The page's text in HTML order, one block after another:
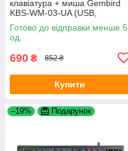
клавіатура + миша Gembird
KBS-WM-03-UA (USB,
мультимедійний) Black
Готово до відправки менше 5
од.
690 ₴ 852 ₴
Купити
–19% Подарунок